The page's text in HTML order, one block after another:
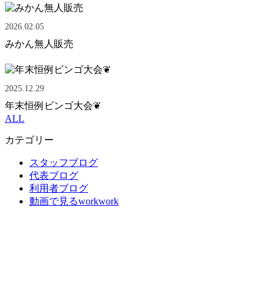
2026.02.05
みかん無人販売
2025.12.29
年末恒例ビンゴ大会❦
ALL
カテゴリー
スタッフブログ
代表ブログ
利用者ブログ
動画で見るworkwork